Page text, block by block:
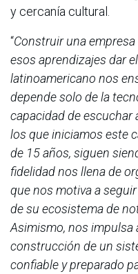
y cercanía cultural.
“Construir una
esos aprendizajes dar
latinoamericano nos
depende solo de la
capacidad de escuchar
los que iniciamos este
de 15 años, siguen
fidelidad nos llena de
que nos motiva a
de su ecosistema de
Asimismo, nos impulsa
construcción de un
confiable y preparado